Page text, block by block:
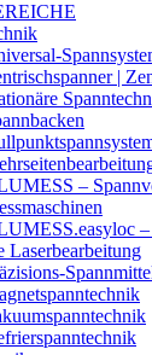
|
–
Laserbearbeitung